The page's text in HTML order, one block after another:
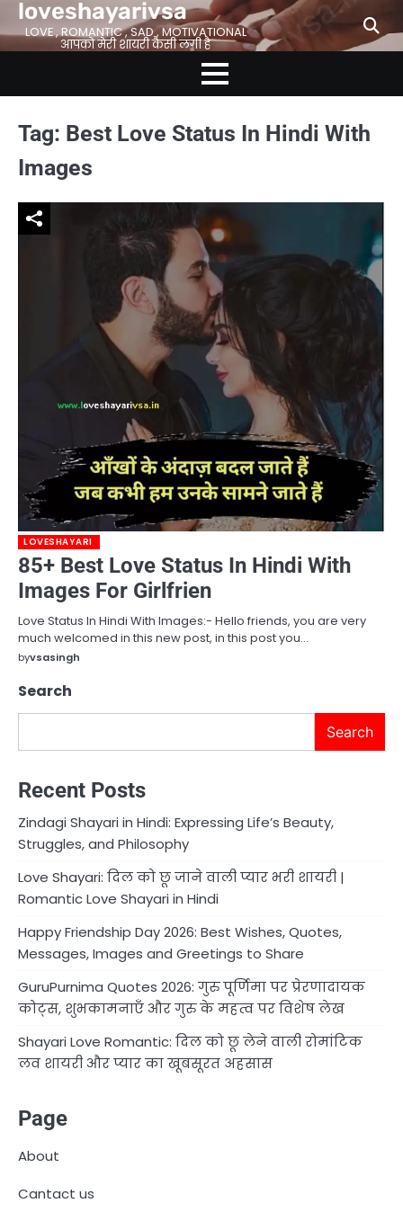
Skip
to
content
loveshayarivsa
LOVE , ROMANTIC , SAD , MOTIVATIONAL
आपको मेरी शायरी कैसी लगी है
Tag: Best Love Status In Hindi With
Images
LOVESHAYARI
85+ Best Love Status In Hindi With
Images For Girlfrien
Love Status In Hindi With Images:- Hello friends, you are very
much welcomed in this new post, in this post you…
byvsasingh
Search
Search
Recent Posts
Zindagi Shayari in Hindi: Expressing Life’s Beauty,
Struggles, and Philosophy
Love Shayari: दिल को छू जाने वाली प्यार भरी शायरी |
Romantic Love Shayari in Hindi
Happy Friendship Day 2026: Best Wishes, Quotes,
Messages, Images and Greetings to Share
GuruPurnima Quotes 2026: गुरु पूर्णिमा पर प्रेरणादायक
कोट्स, शुभकामनाएँ और गुरु के महत्व पर विशेष लेख
Shayari Love Romantic: दिल को छू लेने वाली रोमांटिक
लव शायरी और प्यार का खूबसूरत अहसास
Page
About
Cantact us